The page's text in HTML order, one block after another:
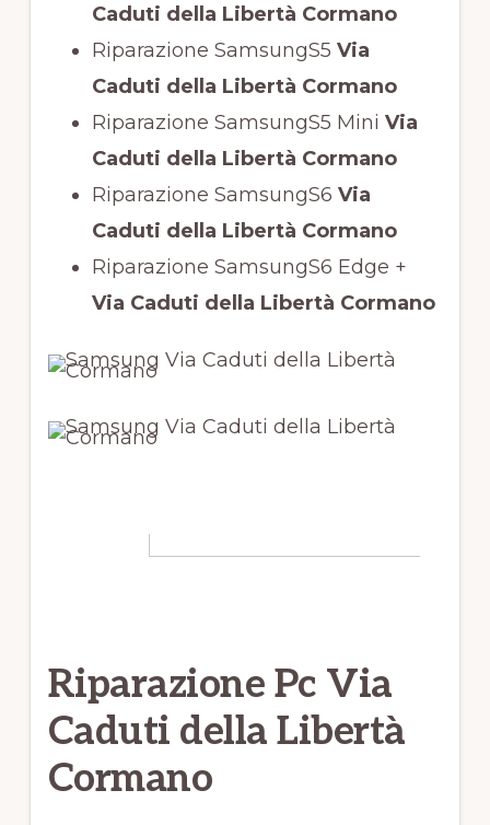
Caduti della Libertà Cormano
Riparazione SamsungS5 Via
Caduti della Libertà Cormano
Riparazione SamsungS5 Mini Via
Caduti della Libertà Cormano
Riparazione SamsungS6 Via
Caduti della Libertà Cormano
Riparazione SamsungS6 Edge +
Via Caduti della Libertà Cormano
Riparazione Pc Via
Caduti della Libertà
Cormano